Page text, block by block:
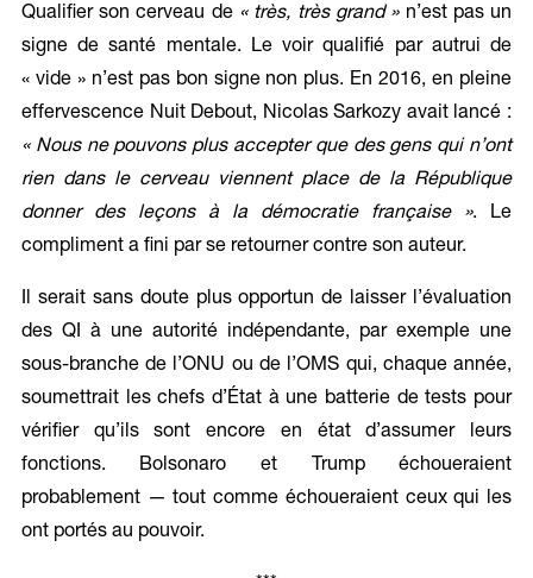
Qualifier son cerveau de « très, très grand »n’est pas un
signe de santé mentale. Le voir qualifié par autrui de
« vide » n’est pas bon signe non plus. En 2016, en pleine
effervescence Nuit Debout, Nicolas Sarkozy avait lancé :
« Nous ne pouvons plus accepter que des gens qui n’ont
rien dans le cerveau viennent place de la République
donner des leçons à la démocratie française ». Le
compliment a fini par se retourner contre son auteur.
Il serait sans doute plus opportun de laisser l’évaluation
des QI à une autorité indépendante, par exemple une
sous-branche de l’ONU ou de l’OMS qui, chaque année,
soumettrait les chefs d’État à une batterie de tests pour
vérifier qu’ils sont encore en état d’assumer leurs
fonctions. Bolsonaro et Trump échoueraient
probablement — tout comme échoueraient ceux qui les
ont portés au pouvoir.